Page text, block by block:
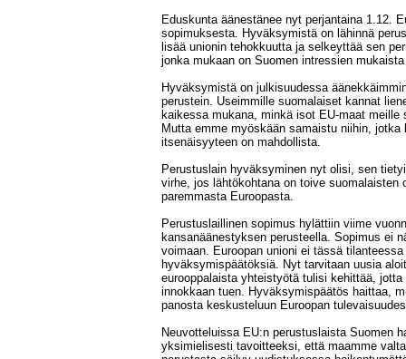
Eduskunta äänestänee nyt perjantaina 1.12.
sopimuksesta. Hyväksymistä on lähinnä
lisää unionin tehokkuutta ja selkeyttää sen
jonka mukaan on Suomen intressien
Hyväksymistä on julkisuudessa
perustein. Useimmille suomalaiset kannat
kaikessa mukana, minkä isot EU-maat
Mutta emme myöskään samaistu niihin,
itsenäisyyteen on mahdollista.
Perustuslain hyväksyminen nyt olisi, sen
virhe, jos lähtökohtana on toive suomalaisten
paremmasta Euroopasta.
Perustuslaillinen sopimus hylättiin viime
kansanäänestyksen perusteella. Sopimus ei
voimaan. Euroopan unioni ei tässä
hyväksymispäätöksiä. Nyt tarvitaan uusia
eurooppalaista yhteistyötä tulisi kehittää,
innokkaan tuen. Hyväksymispäätös haittaa,
panosta keskusteluun Euroopan
Neuvotteluissa EU:n perustuslaista Suomen
yksimielisesti tavoitteeksi, että maamme